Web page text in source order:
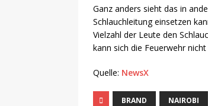
Ganz anders sieht das in
Schlauchleitung einsetzen
Vielzahl der Leute den
kann sich die Feuerwehr nicht
Quelle: NewsX
BRAND NAIROBI